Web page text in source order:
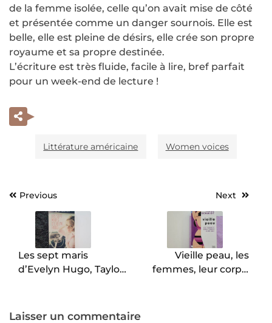
de la femme isolée, celle qu’on avait mise de côté
et présentée comme un danger sournois. Elle est
belle, elle est pleine de désirs, elle crée son propre
royaume et sa propre destinée.
L’écriture est très fluide, facile à lire, bref parfait
pour un week-end de lecture !
Littérature américaine Women voices
Navigation
l’article
Previous
Les sept maris
d’Evelyn Hugo, Taylor
Next
Vieille peau, les
femmes, leur corps,
Laisser un commentaire